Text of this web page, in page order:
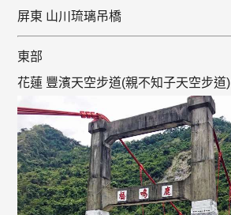
屏東 山川琉璃吊橋
東部
花蓮 豐濱天空步道(親不知子天空步道)